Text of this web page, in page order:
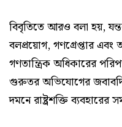
বিবৃতিতে আরও বলা হয়,
বলপ্রয়োগ, গণগ্রেপ্তার এবং
গণতান্ত্রিক অধিকারের
গুরুতর অভিযোগের
দমনে রাষ্ট্রশক্তি ব্যবহারের